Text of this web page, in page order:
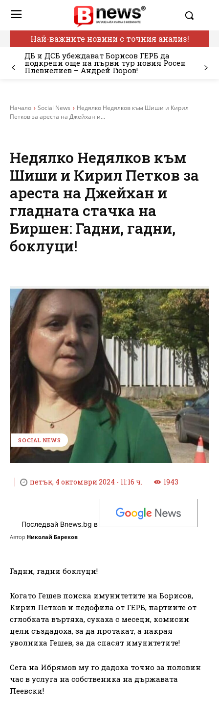
Най-важните новини с точния анализ!
ДБ и ДСБ убеждават Борисов ГЕРБ да
подкрепи още на първи тур новия Росен
Плевнелиев – Андрей Гюров!
Начало Social News
Недялко Недялков към Шиши и Кирил
Петков за ареста на Джейхан и...
Недялко Недялков към
Шиши и Кирил Петков за
ареста на Джейхан и
гладната стачка на
Биршен: Гадни, гадни,
боклуци!
SOCIAL NEWS
петък, 4 октомври 2024 - 11:16 ч. 1943
Последвай Bnews.bg в
Автор Николай Бареков
Гадни, гадни боклуци!
Когато Гешев поиска имунитетите на Борисов,
Кирил Петков и педофила от ГЕРБ, партиите от
сглобката въртяха, сукаха с месеци, комисии
цели създадоха, за да протакат, а накрая
уволниха Гешев, за да спасят имунитетите!
Сега на Ибрямов му го дадоха точно за половин
час в услуга на собственика на държавата
Пеевски!